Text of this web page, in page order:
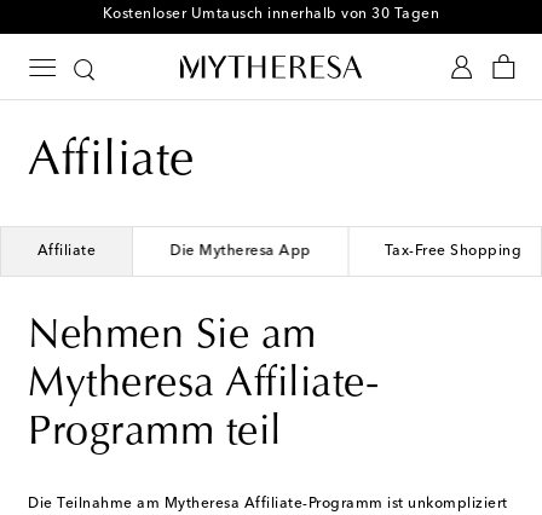
Kostenloser Umtausch innerhalb von 30 Tagen
Affiliate
Affiliate Die Mytheresa App Tax-Free Shopping
Nehmen Sie am
Mytheresa Affiliate-
Programm teil
Die Teilnahme am Mytheresa Affiliate-Programm ist unkompliziert